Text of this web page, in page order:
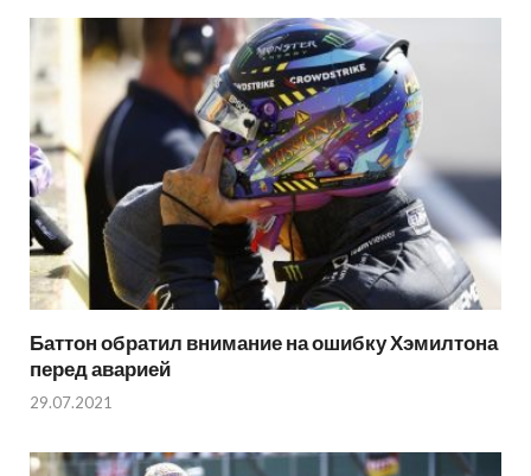
Баттон обратил внимание на ошибку Хэмилтона
перед аварией
29.07.2021